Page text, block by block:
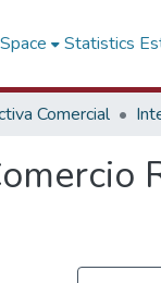
Statistics
Comercial